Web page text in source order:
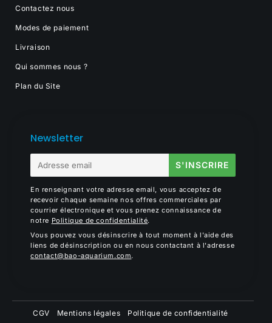
Contactez nous
Modes de paiement
Livraison
Qui sommes nous ?
Plan du Site
Newsletter
mail
S'INSCRIRE
En renseignant votre adresse email, vous acceptez de
recevoir chaque semaine nos offres commerciales par
courrier électronique et vous prenez connaissance de
notre Politique de confidentialité.
Vous pouvez vous désinscrire à tout moment à l'aide des
liens de désinscription ou en nous contactant à l'adresse
contact@bao-aquarium.com.
CGV Mentions légales Politique de confidentialité